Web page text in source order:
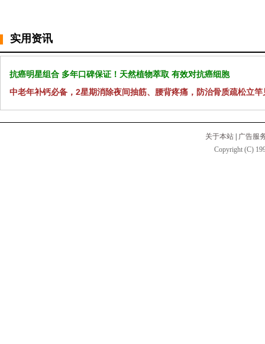
实用资讯
抗癌明星组合 多年口碑保证！天然植物萃取 有效对抗癌细胞
中老年补钙必备，2星期消除夜间抽筋、腰背疼痛，防治骨质疏松立竿
关于本站 | 广告服
Copyright (C)